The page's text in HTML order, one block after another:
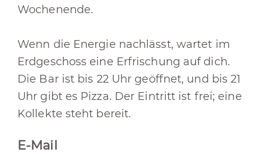
Wochenende.
Wenn die Energie nachlässt, wartet im
Erdgeschoss eine Erfrischung auf dich.
Die Bar ist bis 22 Uhr geöffnet, und bis 21
Uhr gibt es Pizza. Der Eintritt ist frei; eine
Kollekte steht bereit.
E-Mail